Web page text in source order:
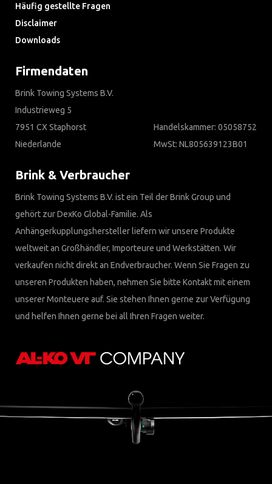
Häufig gestellte Fragen
Disclaimer
Downloads
Firmendaten
Brink Towing Systems B.V.
Industrieweg 5
7951 CX Staphorst
Niederlande
Handelskammer: 05058752
MwSt: NL805639123B01
Brink & Verbraucher
Brink Towing Systems B.V. ist ein Teil der Brink Group und
gehört zur DexKo Global-Familie. Als
Anhängerkupplungshersteller liefern wir unsere Produkte
weltweit an Großhändler, Importeure und Werkstätten. Wir
verkaufen nicht direkt an Endverbraucher. Wenn Sie Fragen zu
unseren Produkten haben, nehmen Sie bitte Kontakt mit einem
unserer Monteuere auf. Sie stehen Ihnen gerne zur Verfügung
und helfen Ihnen gerne bei all Ihren Fragen weiter.